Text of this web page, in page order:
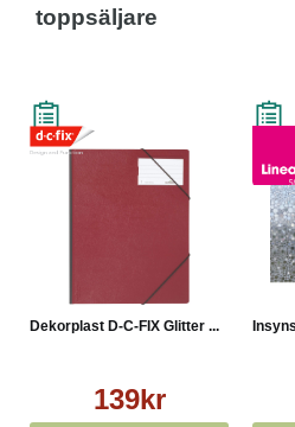
toppsäljare
Dekorplast D-C-FIX Glitter ...
139kr